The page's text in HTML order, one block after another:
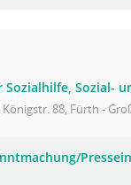
Sozial-
88, Fürth -